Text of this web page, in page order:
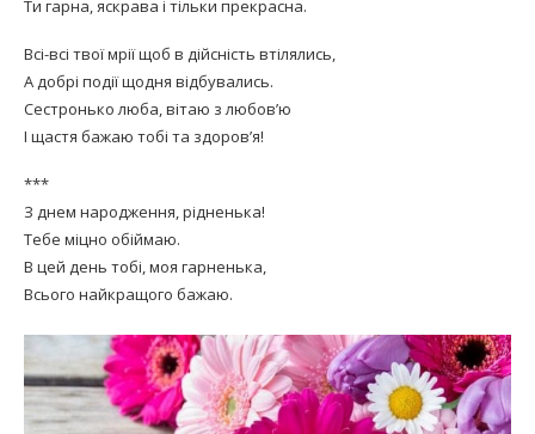
Ти гарна, яскрава і тільки прекрасна.
Всі-всі твої мрії щоб в дійсність втілялись,
А добрі події щодня відбувались.
Сестронько люба, вітаю з любов’ю
І щастя бажаю тобі та здоров’я!
***
З днем народження, рідненька!
Тебе міцно обіймаю.
В цей день тобі, моя гарненька,
Всього найкращого бажаю.